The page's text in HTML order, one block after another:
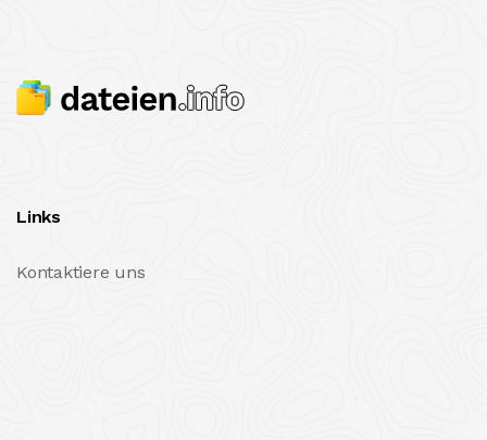
Links
Kontaktiere uns